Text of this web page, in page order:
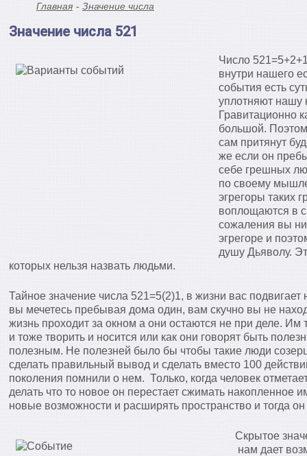
Главная Значение числа
Значение числа 521
Число
внутри нашего
события есть
уплотняют нашу
Гравитационно
большой.
сам притянут
же если он
себе грешных
по своему
эгрегоры таких
воплощаются в
сожаления вы
эгрегоре и
душу Дьяволу.
которых нельзя назвать людьми.
Тайное значение числа 521=5(2)1, в жизни вас
вы мечетесь пребывая дома один, вам скучно вы не
жизнь проходит за окном а они остаются не при деле. Им
и тоже творить и носится или как они говорят быть
полезным. Не полезней было бы чтобы такие люди
сделать правильный вывод и сделать вместо 100
поколения помнили о нем. Только, когда человек
делать что то новое он перестает сжимать накопленное
новые возможности и расширять пространство и тогда
Скрытое
нам дает